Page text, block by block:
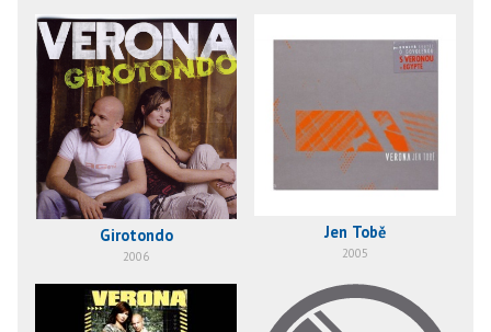
Girotondo
2006
Jen Tobě
2005